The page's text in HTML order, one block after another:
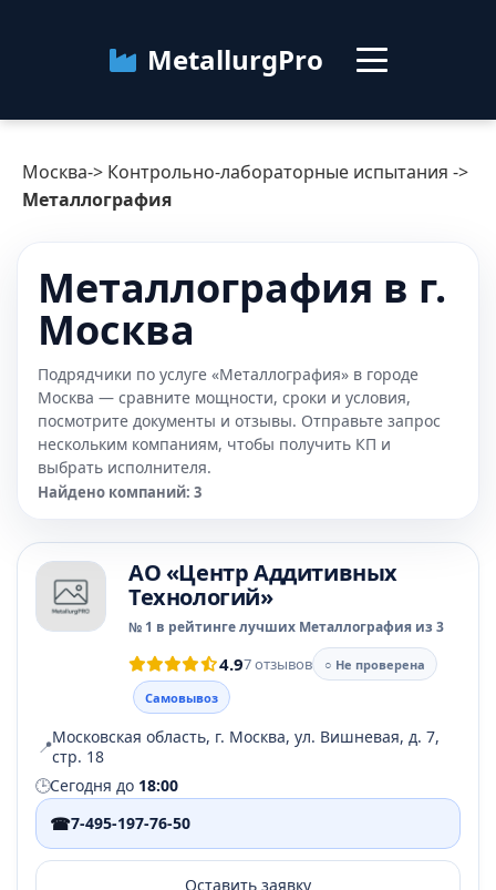
MetallurgPro
Москва
О сервисе
Москва-> Контрольно-лабораторные испытания ->
Металлография
Металлография в г.
Москва
Подрядчики по услуге «Металлография» в городе
Москва — сравните мощности, сроки и условия,
посмотрите документы и отзывы. Отправьте запрос
нескольким компаниям, чтобы получить КП и
выбрать исполнителя.
Найдено компаний: 3
АО «Центр Аддитивных
Технологий»
№ 1 в рейтинге лучших Металлография из 3
4.97 отзывов
○ Не проверена
Самовывоз
📍Московская область, г. Москва, ул. Вишневая, д. 7,
стр. 18
🕒Сегодня до 18:00
☎7-495-197-76-50
Оставить заявку